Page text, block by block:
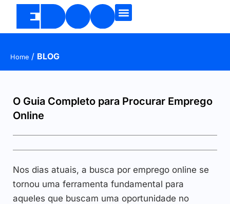
Home / BLOG
O Guia Completo para Procurar Emprego
Online
Nos dias atuais, a busca por emprego online se
tornou uma ferramenta fundamental para
aqueles que buscam uma oportunidade no